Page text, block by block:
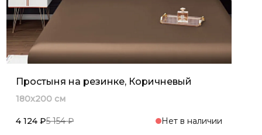
Простыня на резинке, Коричневый
180x200 см
4 124 ₽5 154 ₽ Нет в наличии